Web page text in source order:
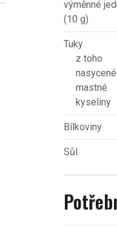
výměnné
(10 g)
Tuky
z toho
nasycené
mastné
kyseliny
Bílkoviny
Sůl